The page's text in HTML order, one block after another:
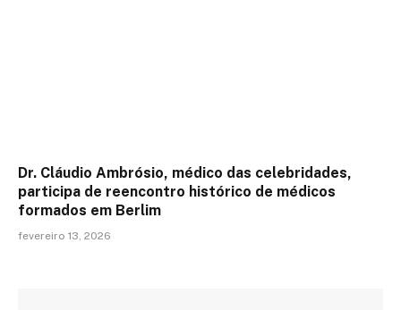
Dr. Cláudio Ambrósio, médico das celebridades,
participa de reencontro histórico de médicos
formados em Berlim
fevereiro 13, 2026